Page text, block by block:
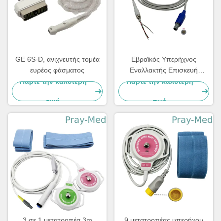
GE 6S-D, ανιχνευτής τομέα
ευρέος φάσματος
Πάρτε την καλύτερη
τιμή
Εβραϊκός Υπερήχνος
Εναλλακτής Επισκευή
καλώδιο 4pin 40 βαθμούς
Πάρτε την καλύτερη
τιμή